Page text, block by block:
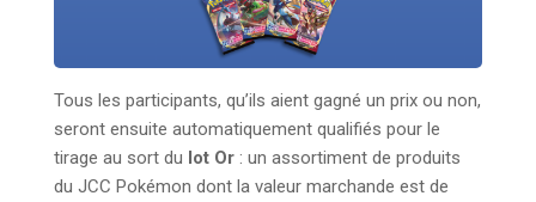
Tous les participants, qu’ils aient gagné un prix ou non,
seront ensuite automatiquement qualifiés pour le
tirage au sort du lot Or : un assortiment de produits
du JCC Pokémon dont la valeur marchande est de